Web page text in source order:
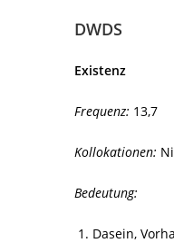
DWDS
Existenz
Frequenz: 13,7
Kollokationen:
Bedeutung:
Dasein,